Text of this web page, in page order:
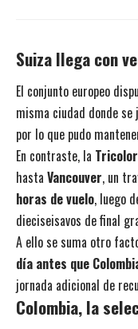
Suiza llega con
El conjunto europeo
misma ciudad donde
por lo que pudo
En contraste, la Tricolor
hasta Vancouver, un
horas de vuelo, luego
dieciseisavos de final
A ello se suma otro
día antes que
jornada adicional de
Colombia, la